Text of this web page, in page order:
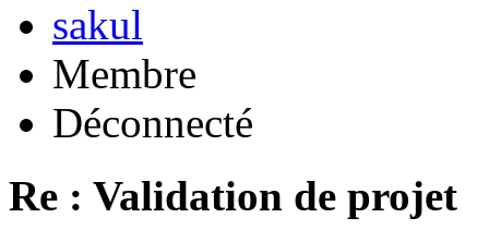
sakul
Membre
Déconnecté
Re : Validation de projet